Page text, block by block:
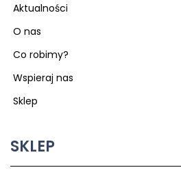
Aktualności
O nas
Co robimy?
Wspieraj nas
Sklep
SKLEP